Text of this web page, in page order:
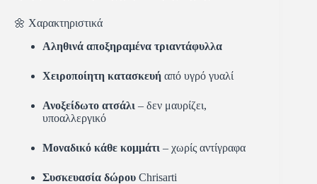
🌼 Χαρακτηριστικά
Αληθινά αποξηραμένα τριαντάφυλλα
Χειροποίητη κατασκευή από υγρό γυαλί
Ανοξείδωτο ατσάλι – δεν μαυρίζει,
υποαλλεργικό
Μοναδικό κάθε κομμάτι – χωρίς αντίγραφα
Συσκευασία δώρου Chrisarti